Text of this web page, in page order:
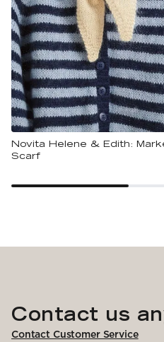
Novita Helene & Edith:
Scarf
Contact us
Contact Customer Service